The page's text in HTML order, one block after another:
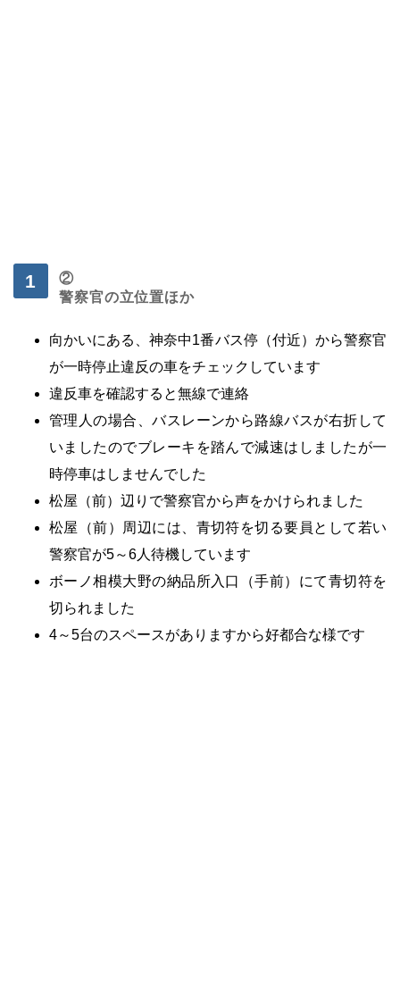
②
警察官の立位置ほか
向かいにある、神奈中1番バス停（付近）から警察官
が一時停止違反の車をチェックしています
違反車を確認すると無線で連絡
管理人の場合、バスレーンから路線バスが右折して
いましたのでブレーキを踏んで減速はしましたが一
時停車はしませんでした
松屋（前）辺りで警察官から声をかけられました
松屋（前）周辺には、青切符を切る要員として若い
警察官が5～6人待機しています
ボーノ相模大野の納品所入口（手前）にて青切符を
切られました
4～5台のスペースがありますから好都合な様です